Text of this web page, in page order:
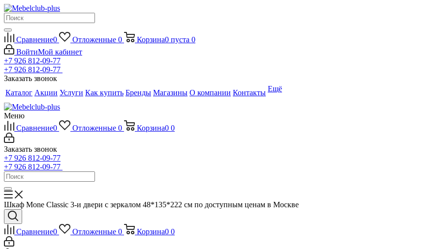
Сравнение0 Отложенные 0 Корзина0 пуста 0
ВойтиМой кабинет
+7 926 812-09-77
+7 926 812-09-77
Заказать звонок
Каталог Акции Услуги Как купить Бренды Магазины О компании Контакты Ещё
Меню
Сравнение0 Отложенные 0 Корзина0 0
Заказать звонок
+7 926 812-09-77
+7 926 812-09-77
Шкаф Mone Classic 3-и двери с зеркалом 48*135*222 см по доступным ценам в Москве
Сравнение0 Отложенные 0 Корзина0 0